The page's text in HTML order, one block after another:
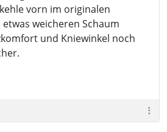
vorn im originalen
weicheren Schaum
und Kniewinkel noch